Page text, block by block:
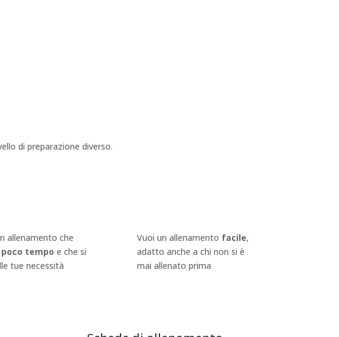
di preparazione diverso.
allenamento che
poco tempo e che si
tue necessità
Vuoi un allenamento facile,
adatto anche a chi non si è
mai allenato prima